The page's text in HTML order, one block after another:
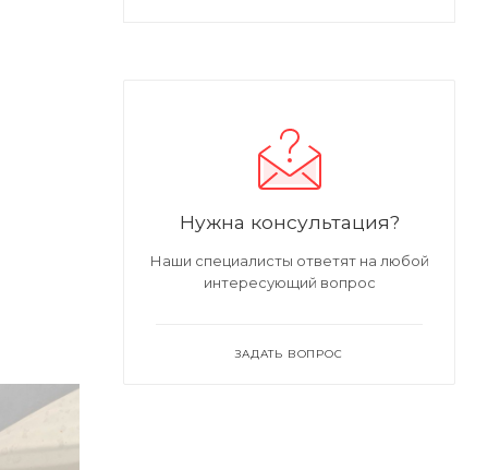
Нужна консультация?
Наши специалисты ответят на любой
интересующий вопрос
ЗАДАТЬ ВОПРОС